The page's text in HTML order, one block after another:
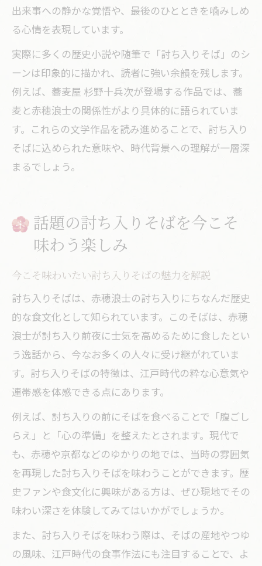
出来事への静かな覚悟や、最後のひとときを噛みしめ
る心情を表現しています。
実際に多くの歴史小説や随筆で「討ち入りそば」のシ
ーンは印象的に描かれ、読者に強い余韻を残します。
例えば、蕎麦屋 杉野十兵次が登場する作品では、蕎
麦と赤穂浪士の関係性がより具体的に語られていま
す。これらの文学作品を読み進めることで、討ち入り
そばに込められた意味や、時代背景への理解が一層深
まるでしょう。
話題の討ち入りそばを今こそ
味わう楽しみ
今こそ味わいたい討ち入りそばの魅力を解説
討ち入りそばは、赤穂浪士の討ち入りにちなんだ歴史
的な食文化として知られています。このそばは、赤穂
浪士が討ち入り前夜に士気を高めるために食したとい
う逸話から、今なお多くの人々に受け継がれていま
す。討ち入りそばの特徴は、江戸時代の粋な心意気や
連帯感を体感できる点にあります。
例えば、討ち入りの前にそばを食べることで「腹ごし
らえ」と「心の準備」を整えたとされます。現代で
も、赤穂や京都などのゆかりの地では、当時の雰囲気
を再現した討ち入りそばを味わうことができます。歴
史ファンや食文化に興味がある方は、ぜひ現地でその
味わい深さを体験してみてはいかがでしょうか。
また、討ち入りそばを味わう際は、そばの産地やつゆ
の風味、江戸時代の食事作法にも注目することで、よ